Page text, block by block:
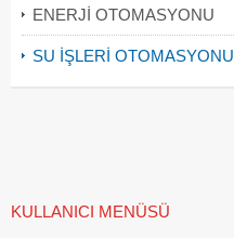
ENERJİ OTOMASYONU
SU İŞLERİ OTOMASYONU
KULLANICI MENÜSÜ